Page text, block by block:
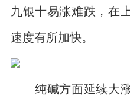
九银十易涨难跌，在
速度有所加快。
纯碱方面延续大涨